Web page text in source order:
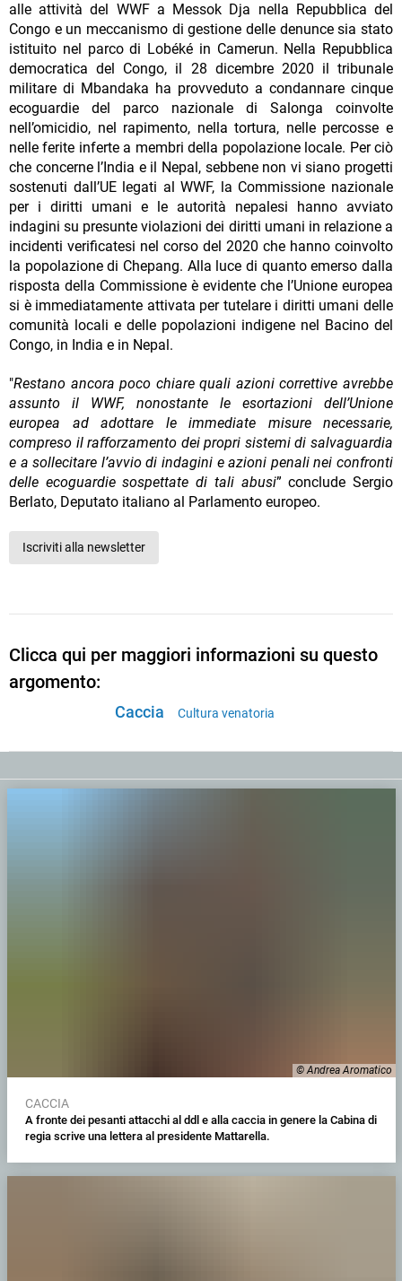
alle attività del WWF a Messok Dja nella Repubblica del
Congo e un meccanismo di gestione delle denunce sia stato
istituito nel parco di Lobéké in Camerun. Nella Repubblica
democratica del Congo, il 28 dicembre 2020 il tribunale
militare di Mbandaka ha provveduto a condannare cinque
ecoguardie del parco nazionale di Salonga coinvolte
nell’omicidio, nel rapimento, nella tortura, nelle percosse e
nelle ferite inferte a membri della popolazione locale. Per ciò
che concerne l’India e il Nepal, sebbene non vi siano progetti
sostenuti dall’UE legati al WWF, la Commissione nazionale
per i diritti umani e le autorità nepalesi hanno avviato
indagini su presunte violazioni dei diritti umani in relazione a
incidenti verificatesi nel corso del 2020 che hanno coinvolto
la popolazione di Chepang. Alla luce di quanto emerso dalla
risposta della Commissione è evidente che l’Unione europea
si è immediatamente attivata per tutelare i diritti umani delle
comunità locali e delle popolazioni indigene nel Bacino del
Congo, in India e in Nepal.
"Restano ancora poco chiare quali azioni correttive avrebbe
assunto il WWF, nonostante le esortazioni dell’Unione
europea ad adottare le immediate misure necessarie,
compreso il rafforzamento dei propri sistemi di salvaguardia
e a sollecitare l’avvio di indagini e azioni penali nei confronti
delle ecoguardie sospettate di tali abusi” conclude Sergio
Berlato, Deputato italiano al Parlamento europeo.
Iscriviti alla newsletter
Clicca qui per maggiori informazioni su questo
argomento:
Caccia Cultura venatoria
© Andrea Aromatico
CACCIA
A fronte dei pesanti attacchi al ddl e alla caccia in genere la Cabina di
regia scrive una lettera al presidente Mattarella.